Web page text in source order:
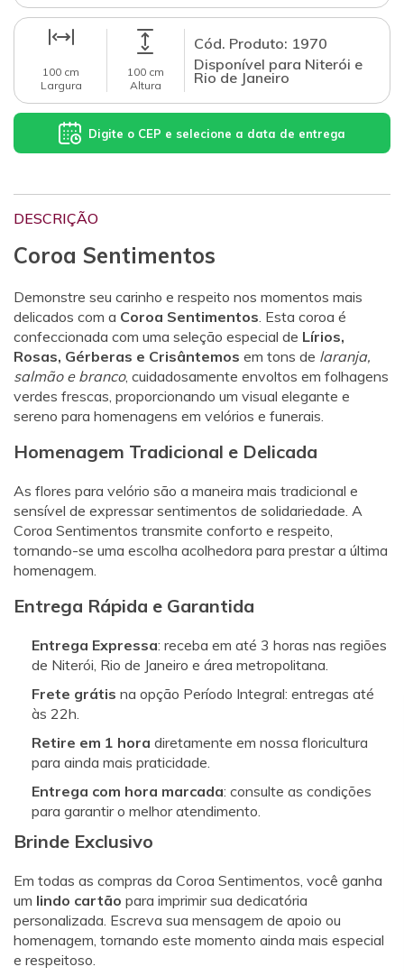
100 cm
Largura
100 cm
Altura
Cód. Produto: 1970
Disponível para Niterói e
Rio de Janeiro
Digite o CEP e selecione a data de entrega
DESCRIÇÃO
Coroa Sentimentos
Demonstre seu carinho e respeito nos momentos mais
delicados com a Coroa Sentimentos. Esta coroa é
confeccionada com uma seleção especial de Lírios,
Rosas, Gérberas e Crisântemos em tons de laranja,
salmão e branco, cuidadosamente envoltos em folhagens
verdes frescas, proporcionando um visual elegante e
sereno para homenagens em velórios e funerais.
Homenagem Tradicional e Delicada
As flores para velório são a maneira mais tradicional e
sensível de expressar sentimentos de solidariedade. A
Coroa Sentimentos transmite conforto e respeito,
tornando-se uma escolha acolhedora para prestar a última
homenagem.
Entrega Rápida e Garantida
Entrega Expressa: receba em até 3 horas nas regiões
de Niterói, Rio de Janeiro e área metropolitana.
Frete grátis na opção Período Integral: entregas até
às 22h.
Retire em 1 hora diretamente em nossa floricultura
para ainda mais praticidade.
Entrega com hora marcada: consulte as condições
para garantir o melhor atendimento.
Brinde Exclusivo
Em todas as compras da Coroa Sentimentos, você ganha
um lindo cartão para imprimir sua dedicatória
personalizada. Escreva sua mensagem de apoio ou
homenagem, tornando este momento ainda mais especial
e respeitoso.